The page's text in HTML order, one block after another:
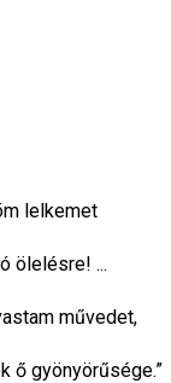
lelkemet
ölelésre! ...
művedet,
ő gyönyörűsége.”